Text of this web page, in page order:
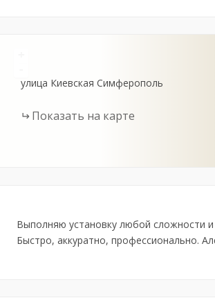
улица Киевская Симферополь
Показать на карте
Выполняю установку любой сложности
Быстро, аккуратно, профессионально.